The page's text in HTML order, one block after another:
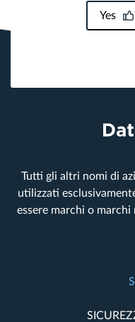
Yes
Tutti gli altri nomi di
utilizzati
essere marchi o